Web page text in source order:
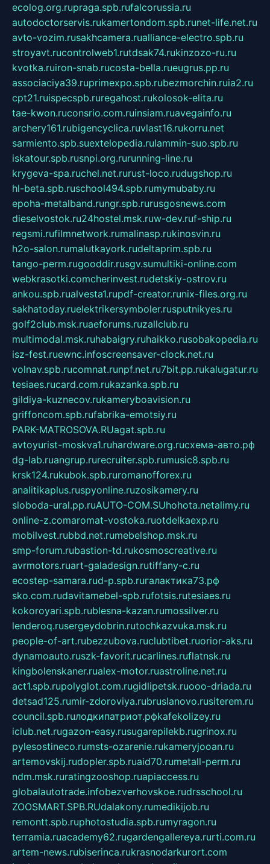
ecolog.org.rupraga.spb.rufalcorussia.ru
autodoctorservis.rukamertondom.spb.runet-life.net.ru
avto-vozim.rusakhcamera.rualliance-electro.spb.ru
stroyavt.rucontrolweb1.rutdsak74.rukinzozo-ru.ru
kvotka.ruiron-snab.rucosta-bella.rueugrus.pp.ru
associaciya39.ruprimexpo.spb.rubezmorchin.ruia2.ru
cpt21.ruispecspb.ruregahost.rukolosok-elita.ru
tae-kwon.ruconsrio.com.ruinsiam.ruavegainfo.ru
archery161.rubigencyclica.ruvlast16.rukorru.net
sarmiento.spb.suextelopedia.rulammin-suo.spb.ru
iskatour.spb.rusnpi.org.rurunning-line.ru
krygeva-spa.ruchel.net.rurust-loco.rudugshop.ru
hl-beta.spb.ruschool494.spb.rumymubaby.ru
epoha-metalband.rungr.spb.rurusgosnews.com
dieselvostok.ru24hostel.msk.ruw-dev.ruf-ship.ru
regsmi.rufilmnetwork.rumalinasp.rukinosvin.ru
h2o-salon.rumalutkayork.rudeltaprim.spb.ru
tango-perm.rugooddir.rusgv.sumultiki-online.com
webkrasotki.comcherinvest.rudetskiy-ostrov.ru
ankou.spb.rualvesta1.rupdf-creator.runix-files.org.ru
sakhatoday.ruelektrikersymboler.rusputnikyes.ru
golf2club.msk.ruaeforums.ruzallclub.ru
multimodal.msk.ruhabaigry.ruhaikko.rusobakopedia.ru
isz-fest.ruewnc.infoscreensaver-clock.net.ru
volnav.spb.rucomnat.runpf.net.ru7bit.pp.rukalugatur.ru
tesiaes.rucard.com.rukazanka.spb.ru
gildiya-kuznecov.rukameryboavision.ru
griffoncom.spb.rufabrika-emotsiy.ru
PARK-MATROSOVA.RUagat.spb.ru
avtoyurist-moskva1.ruhardware.org.ruсхема-авто.рф
dg-lab.ruangrup.rurecruiter.spb.rumusic8.spb.ru
krsk124.rukubok.spb.ruromanofforex.ru
analitikaplus.ruspyonline.ruzosikamery.ru
sloboda-ural.pp.ruAUTO-COM.SUhohota.netalimy.ru
online-z.comaromat-vostoka.ruotdelkaexp.ru
mobilvest.rubbd.net.rumebelshop.msk.ru
smp-forum.rubastion-td.rukosmoscreative.ru
avrmotors.ruart-galadesign.rutiffany-c.ru
ecostep-samara.rud-p.spb.ruгалактика73.рф
sko.com.rudavitamebel-spb.rufotsis.rutesiaes.ru
kokoroyari.spb.rublesna-kazan.rumossilver.ru
lenderoq.rusergeydobrin.rutochkazvuka.msk.ru
people-of-art.rubezzubova.ruclubtibet.ruorior-aks.ru
dynamoauto.ruszk-favorit.rucarlines.ruflatnsk.ru
kingbolenskaner.rualex-motor.ruastroline.net.ru
act1.spb.rupolyglot.com.rugidlipetsk.ruooo-driada.ru
detsad125.rumir-zdoroviya.rubruslanovo.rusiterem.ru
council.spb.ruлодкипатриот.рфkafekolizey.ru
iclub.net.rugazon-easy.rusugarepilekb.rugrinox.ru
pylesostineco.rumsts-ozarenie.rukameryjooan.ru
artemovskij.rudopler.spb.ruaid70.rumetall-perm.ru
ndm.msk.ruratingzooshop.ruapiaccess.ru
globalautotrade.infobezverhovskoe.rudrsschool.ru
ZOOSMART.SPB.RUdalakony.rumedikijob.ru
remontt.spb.ruphotostudia.spb.rumyragon.ru
terramia.ruacademy62.rugardengallereya.rurti.com.ru
artem-news.rubiserinca.rukrasnodarkurort.com